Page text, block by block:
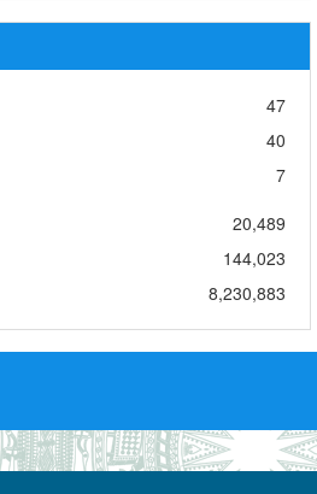
47
40
7
20,489
144,023
8,230,883